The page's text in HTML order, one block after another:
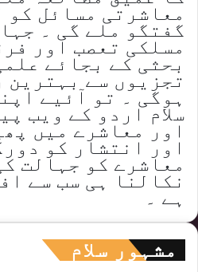
معاشرتی مسائل کو
گفتگو ملے گی ۔
مسلکی تعصب اور
بحثی کے بجائے
تجزیوں سے بہترین
ہوگی ۔ تو آئیے
سلام اردو کے ویب
اور معاشرے میں
اور انتشار کو
معاشرے کو جہالت
نکالنا ہی سب سے
ہے ۔
مشہور سلام